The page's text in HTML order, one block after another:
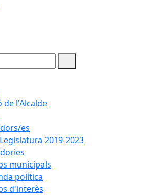
de l'Alcalde
es
Legislatura 2019-2023
municipals
política
d'interès